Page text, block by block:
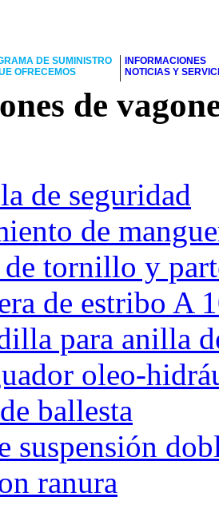
DE SUMINISTRO
OFRECEMOS
INFORMACIONES
NOTICIAS Y
de
de seguridad
de
tornillo y
de estribo A
para anilla
oleo-
ballesta
suspensión
ranura